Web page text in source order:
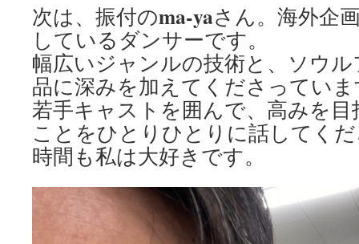
次は、振付のma-yaさん。海外企
しているダンサーです。
幅広いジャンルの技術と、ソウ
品に深みを加えてくださってい
若手キャストを囲んで、高みを
ことをひとりひとりに話してく
時間も私は大好きです。